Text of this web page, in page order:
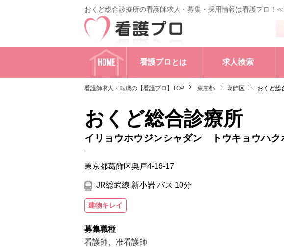
おくど総合診療所の看護師求人・募集・採用情報は看護プロ！
HOME 看護プロとは 求人検索
看護師求人・転職の【看護プロ】TOP 東京都 葛飾区 おくど総
おくど総合診療所
イリョウホウジンシャダン トウキョウハ
東京都葛飾区奥戸4-16-17
JR総武線 新小岩 バス 10分
建物キレイ
募集職種
看護師
准看護師